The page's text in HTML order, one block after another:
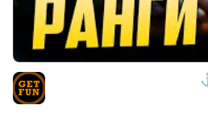
ПРОВЕРЯЮ УДАЧУ В РАНГАХ